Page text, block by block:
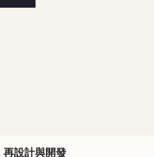
再設計與開發